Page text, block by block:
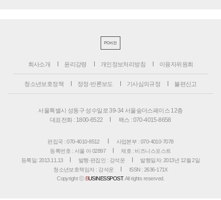
PC버전
회사소개 윤리강령 개인정보처리방침 이용자위원회
청소년보호정책 정정·반론보도 기사심의규정 불편신고
서울특별시 성동구 성수일로 39-34 서울숲더스페이스 12층
대표전화 : 1800-6522
팩스 : 070-4015-8658
편집국 : 070-4010-8512
사업본부 : 070-4010-7078
등록번호 : 서울 아 02897
제호 : 비즈니스포스트
등록일: 2013.11.13
발행·편집인 : 강석운
발행일자: 2013년 12월 2일
청소년보호책임자 : 강석운
ISSN : 2636-171X
Copyright ⓒ BUSINESSPOST. All rights reserved.